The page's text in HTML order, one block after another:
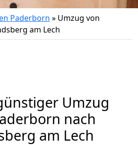
Paderborn » Umzug von
am Lech
Umzug
nach
am Lech